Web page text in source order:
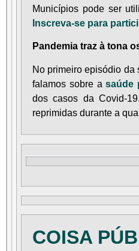
Municípios pode ser
Inscreva-se para
Pandemia traz à tona
No primeiro episódio
falamos sobre asaúde
dos casos da Covid-
reprimidas durante a
COISA